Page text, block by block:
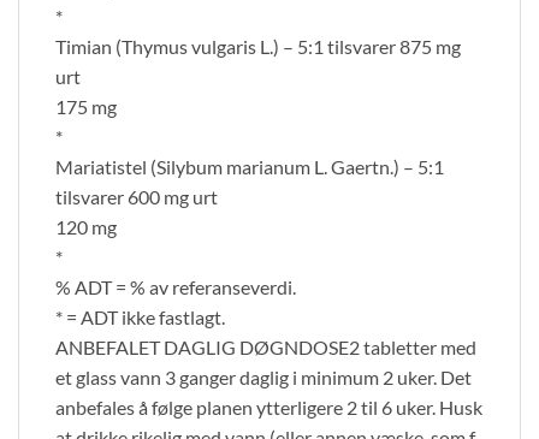
*
Timian (Thymus vulgaris L.) – 5:1 tilsvarer 875 mg
urt
175 mg
*
Mariatistel (Silybum marianum L. Gaertn.) – 5:1
tilsvarer 600 mg urt
120 mg
*
% ADT = % av referanseverdi.
* = ADT ikke fastlagt.
ANBEFALET DAGLIG DØGNDOSE2 tabletter med
et glass vann 3 ganger daglig i minimum 2 uker. Det
anbefales å følge planen ytterligere 2 til 6 uker. Husk